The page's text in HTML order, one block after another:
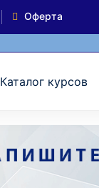
Оферта
Каталог курсов